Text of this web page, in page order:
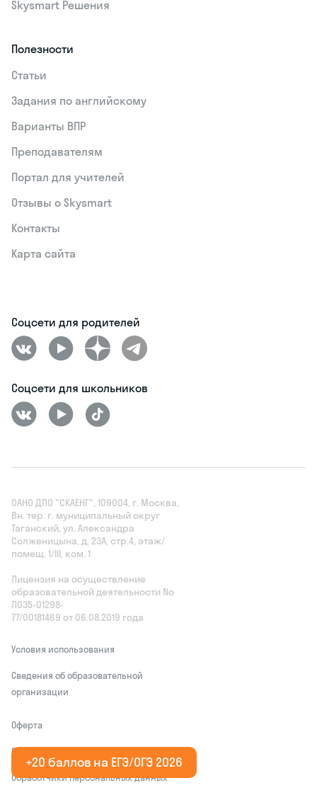
+20 баллов на ЕГЭ/ОГЭ 2026
Skysmart Решения
Полезности
Статьи
Задания по английскому
Варианты ВПР
Преподавателям
Портал для учителей
Отзывы о Skysmart
Контакты
Карта сайта
Соцсети для родителей
Соцсети для школьников
ОАНО ДПО "СКАЕНГ", 109004, г. Москва,
Вн. тер. г. муниципальный округ
Таганский, ул. Александра
Солженицына, д. 23А, стр.4, этаж/
помещ. 1/III, ком. 1
Лицензия на осуществление
образовательной деятельности No
Л035‑01298-
77/00181469 от 06.08.2019 года
Условия использования
Сведения об образовательной
организации
Оферта
Соглашение о конфиденциальности
Обработчики персональных данных